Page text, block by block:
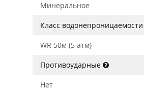
Минеральное
Класс водонепроницаемости
WR 50м (5 атм)
Противоударные
Нет